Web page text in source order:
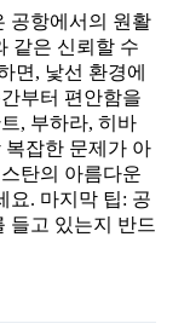
공항에서의 원활
같은 신뢰할 수
면, 낯선 환경에
부터 편안함을
, 부하라, 히바
복잡한 문제가 아
탄의 아름다운
요. 마지막 팁: 공
들고 있는지 반드